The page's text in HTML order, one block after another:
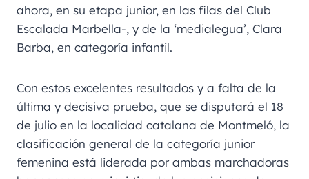
ahora, en su etapa junior, en las filas del Club
Escalada Marbella-, y de la ‘medialegua’, Clara
Barba, en categoría infantil.
Con estos excelentes resultados y a falta de la
última y decisiva prueba, que se disputará el 18
de julio en la localidad catalana de Montmeló, la
clasificación general de la categoría junior
femenina está liderada por ambas marchadoras